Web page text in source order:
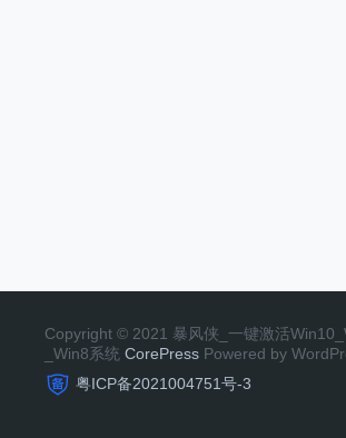
Copyright © 2021 暴风侠_一键激活
_Win8系统 CorePress Powered by
粤ICP备2021004751号-3